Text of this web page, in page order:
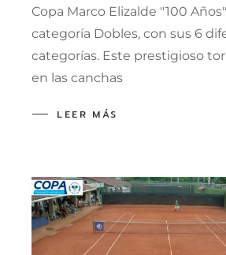
Copa Marco Elizalde "100
categoría Dobles, con sus 6
categorías. Este prestigioso
en las canchas
LEER MÁS